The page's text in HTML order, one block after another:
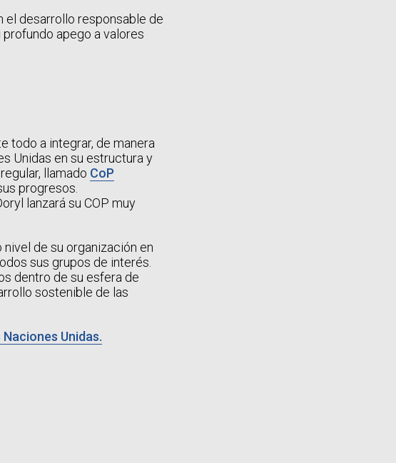
el desarrollo responsable de
apego a valores
todo a integrar, de manera
Unidas en su estructura y
llamado CoP
progresos.
lanzará su COP muy
de su organización en
sus grupos de interés.
dentro de su esfera de
sostenible de las
Unidas.